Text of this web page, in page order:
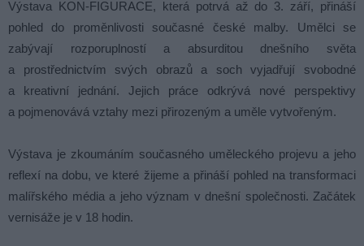
Výstava KON-FIGURACE, která potrvá až do 3. září, přináší
pohled do proměnlivosti současné české malby. Umělci se
zabývají rozporuplností a absurditou dnešního světa
a prostřednictvím svých obrazů a soch vyjadřují svobodné
a kreativní jednání. Jejich práce odkrývá nové perspektivy
a pojmenovává vztahy mezi přirozeným a uměle vytvořeným.
Výstava je zkoumáním současného uměleckého projevu a jeho
reflexí na dobu, ve které žijeme a přináší pohled na transformaci
malířského média a jeho význam v dnešní společnosti. Začátek
vernisáže je v 18 hodin.